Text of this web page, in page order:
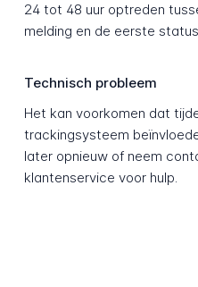
24 tot 48 uur optreden
melding en de eerste
Technisch probleem
Het kan voorkomen dat
trackingsysteem
later opnieuw of neem
klantenservice voor hulp.